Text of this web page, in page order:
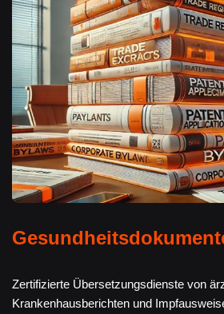
Zertifizierte Übersetzungsdienste von
Krankenhausberichten und